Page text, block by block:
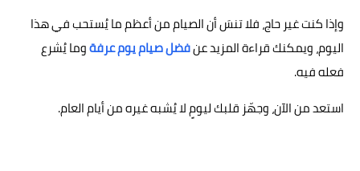
وإذا كنت غير حاج، فلا تنسَ أن الصيام من أعظم ما يُستحب في هذا
اليوم، ويمكنك قراءة المزيد عنفضل صيام يوم عرفةوما يُشرع
فعله فيه.
استعد من الآن، وجهّز قلبك ليومٍ لا يُشبه غيره من أيام العام.